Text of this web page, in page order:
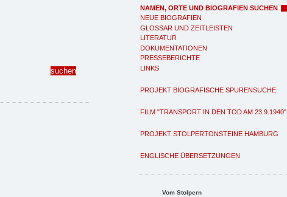
NAMEN, ORTE UND BIOGRAFIEN SUCHEN
NEUE BIOGRAFIEN
GLOSSAR UND ZEITLEISTEN
LITERATUR
DOKUMENTATIONEN
PRESSEBERICHTE
LINKS
PROJEKT BIOGRAFISCHE SPURENSUCHE
FILM "TRANSPORT IN DEN TOD AM 23.9.1940"
PROJEKT STOLPERTONSTEINE HAMBURG
ENGLISCHE ÜBERSETZUNGEN
Vom Stolpern